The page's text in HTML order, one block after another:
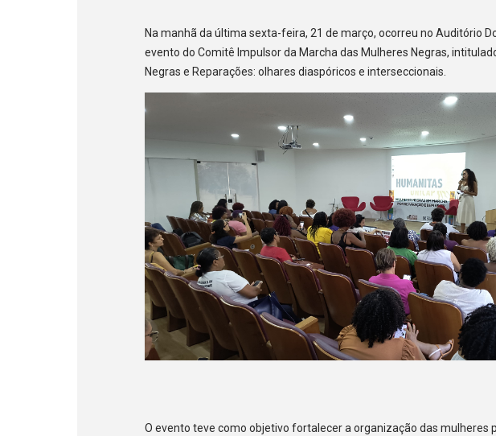
Na manhã da última sexta-feira, 21 de março, ocorreu no Auditório
evento do Comitê Impulsor da Marcha das Mulheres Negras,
Negras e Reparações: olhares diaspóricos e interseccionais.
O evento teve como objetivo fortalecer a organização das mulheres